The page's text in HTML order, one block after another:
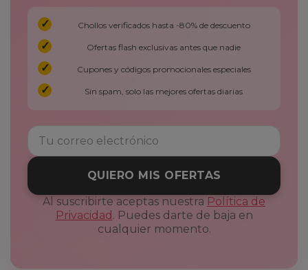
Chollos verificados hasta -80% de descuento
Ofertas flash exclusivas antes que nadie
Cupones y códigos promocionales especiales
Sin spam, solo las mejores ofertas diarias
QUIERO MIS OFERTAS
Al suscribirte aceptas nuestra Política de
Privacidad . Puedes darte de baja en
cualquier momento.